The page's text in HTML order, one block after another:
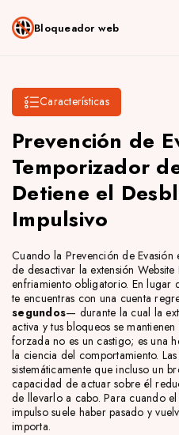
Bloqueador web
Características
Prevención de
Temporizador
Detiene el
Impulsivo
Cuando la Prevención de
de desactivar la extensión
enfriamiento obligatorio. En lugar
te encuentras con una cuenta
segundos— durante la cual la
activa y tus bloqueos se
forzada no es un castigo; es una
la ciencia del comportamiento.
sistemáticamente que incluso un
capacidad de actuar sobre él
de llevarlo a cabo. Para cuando
impulso suele haber pasado y
importa.